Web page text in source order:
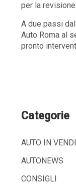
per la
A due passi
Auto Roma al
pronto
Categorie
AUTO IN
AUTONEWS
CONSIGLI